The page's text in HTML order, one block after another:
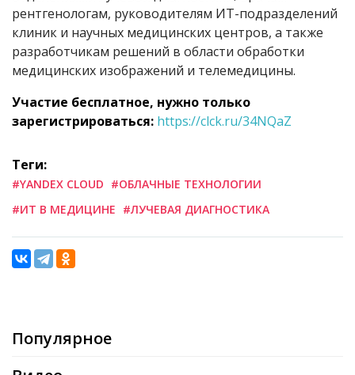
рентгенологам, руководителям ИТ-подразделений
клиник и научных медицинских центров, а также
разработчикам решений в области обработки
медицинских изображений и телемедицины.
Участие бесплатное, нужно только
зарегистрироваться: https://clck.ru/34NQaZ
Теги:
#YANDEX CLOUD #ОБЛАЧНЫЕ ТЕХНОЛОГИИ
#ИТ В МЕДИЦИНЕ #ЛУЧЕВАЯ ДИАГНОСТИКА
Популярное